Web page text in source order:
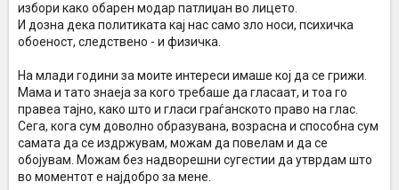
избори како обарен модар патлиџан во лицето.
И дозна дека политиката кај нас само зло носи, психичка
обоеност, следствено - и физичка.
На млади години за моите интереси имаше кој да се грижи.
Мама и тато знаеја за кого требаше да гласаат, и тоа го
правеа тајно, како што и гласи граѓанското право на глас.
Сега, кога сум доволно образувана, возрасна и способна сум
самата да се издржувам, можам да повелам и да се
обојувам. Можам без надворешни сугестии да утврдам што
во моментот е најдобро за мене.